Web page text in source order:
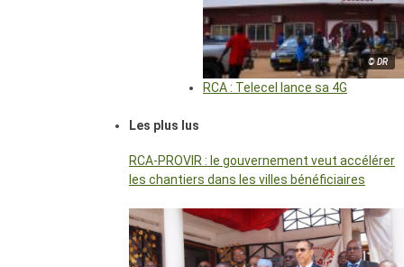
© DR
RCA : Telecel lance sa 4G
Les plus lus
RCA-PROVIR : le gouvernement veut accélérer
les chantiers dans les villes bénéficiaires